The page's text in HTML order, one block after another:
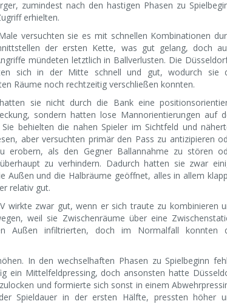
zumindest nach den hastigen Phasen zu
erhielten.
versuchten sie es mit schnellen Kombinationen
der ersten Kette, was gut gelang, doch
mündeten letztlich in Ballverlusten. Die
sich in der Mitte schnell und gut, wodurch sie
Räume noch rechtzeitig verschließen konnten.
sie nicht durch die Bank eine
sondern hatten lose Mannorientierungen auf
Sie behielten die nahen Spieler im Sichtfeld und
aber versuchten primär den Pass zu antizipieren
erobern, als den Gegner Ballannahme zu stören
zu verhindern. Dadurch hatten sie zwar
Außen und die Halbräume geöffnet, alles in allem
relativ gut.
wirkte zwar gut, wenn er sich traute zu kombinieren
weil sie Zwischenräume über eine
Außen infiltrierten, doch im Normalfall konnten
In den wechselhaften Phasen zu Spielbeginn
ein Mittelfeldpressing, doch ansonsten hatte
und formierte sich sonst in einem
Spieldauer in der ersten Hälfte, pressten höher